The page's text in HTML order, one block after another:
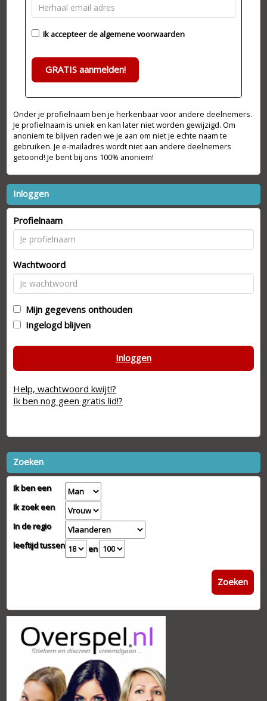
Ik accepteer de algemene voorwaarden
GRATIS aanmelden!
Onder je profielnaam ben je herkenbaar voor andere deelnemers.
Je profielnaam is uniek en kan later niet worden gewijzigd. Om
anoniem te blijven raden we je aan om niet je echte naam te
gebruiken. Je e-mailadres wordt niet aan andere deelnemers
getoond! Je bent bij ons 100% anoniem!
Inloggen
Profielnaam
Wachtwoord
Mijn gegevens onthouden
Ingelogd blijven
Inloggen
Help, wachtwoord kwijt!?
Ik ben nog geen gratis lid!?
Zoeken
Ik ben een
Ik zoek een
In de regio
leeftijd tussen
en
Zoeken